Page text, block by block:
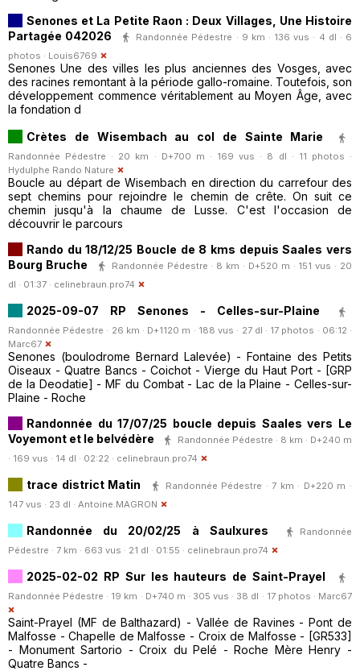
Senones et La Petite Raon : Deux Villages, Une Histoire
Partagée 042026
Randonnée Pédestre · 9 km · 136 vus · 4 dl · 6
photos · Louis6769
Senones Une des villes les plus anciennes des Vosges, avec
des racines remontant à la période gallo-romaine. Toutefois, son
développement commence véritablement au Moyen Âge, avec
la fondation d
Crètes de Wisembach au col de Sainte Marie
Randonnée Pédestre · 20 km · D+700 m · 169 vus · 8 dl · 11 photos ·
Hydulphe Rando Nature
Boucle au départ de Wisembach en direction du carrefour des
sept chemins pour rejoindre le chemin de crête. On suit ce
chemin jusqu'à la chaume de Lusse. C'est l'occasion de
découvrir le parcours
Rando du 18/12/25 Boucle de 8 kms depuis Saales vers
Bourg Bruche
Randonnée Pédestre · 8 km · D+520 m · 151 vus · 20
dl · 01:37 · celinebraun.pro74
2025-09-07 RP Senones - Celles-sur-Plaine
Randonnée Pédestre · 26 km · D+1120 m · 188 vus · 27 dl · 17 photos · 06:12 ·
Marc67
Senones (boulodrome Bernard Lalevée) - Fontaine des Petits
Oiseaux - Quatre Bancs - Coichot - Vierge du Haut Port - [GRP
de la Deodatie] - MF du Combat - Lac de la Plaine - Celles-sur-
Plaine - Roche
Randonnée du 17/07/25 boucle depuis Saales vers Le
Voyemont et le belvédère
Randonnée Pédestre · 8 km · D+240 m
· 169 vus · 14 dl · 02:22 · celinebraun.pro74
trace district Matin
Randonnée Pédestre · 7 km · D+220 m ·
147 vus · 23 dl · Antoine.MAGRON
Randonnée du 20/02/25 à Saulxures
Randonnée
Pédestre · 7 km · 663 vus · 21 dl · 01:55 · celinebraun.pro74
2025-02-02 RP Sur les hauteurs de Saint-Prayel
Randonnée Pédestre · 19 km · D+740 m · 305 vus · 38 dl · 17 photos · Marc67
Saint-Prayel (MF de Balthazard) - Vallée de Ravines - Pont de
Malfosse - Chapelle de Malfosse - Croix de Malfosse - [GR533]
- Monument Sartorio - Croix du Pelé - Roche Mère Henry -
Quatre Bancs -